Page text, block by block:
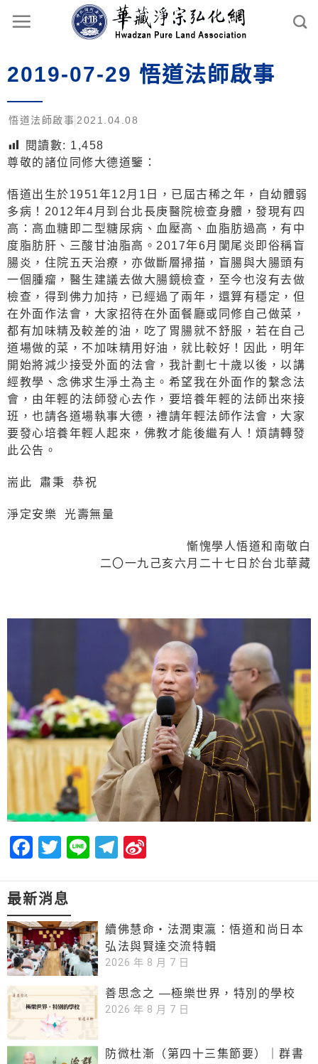
2019-07-29 悟道法師啟事
悟道法師啟事 2021.04.08
閱讀數: 1,458
尊敬的諸位同修大德道鑒：
悟道出生於1951年12月1日，已屆古稀之年，自幼體弱
多病！2012年4月到台北長庚醫院檢查身體，發現有四
高：高血糖即二型糖尿病、血壓高、血脂肪過高，有中
度脂肪肝、三酸甘油脂高。2017年6月闌尾炎即俗稱盲
腸炎，住院五天治療，亦做斷層掃描，盲腸與大腸頭有
一個腫瘤，醫生建議去做大腸鏡檢查，至今也沒有去做
檢查，得到佛力加持，已經過了兩年，還算有穩定，但
在外面作法會，大家招待在外面餐廳或同修自己做菜，
都有加味精及較差的油，吃了胃腸就不舒服，若在自己
道場做的菜，不加味精用好油，就比較好！因此，明年
開始將減少接受外面的法會，我計劃七十歲以後，以講
經教學、念佛求生淨土為主。希望我在外面作的繫念法
會，由年輕的法師發心去作，要培養年輕的法師出來接
班，也請各道場執事大德，禮請年輕法師作法會，大家
要發心培養年輕人起來，佛教才能後繼有人！煩請轉發
此公告。
耑此 肅秉 恭祝
淨定安樂 光壽無量
慚愧學人悟道和南敬白
二〇一九己亥六月二十七日於台北華藏
Facebook
Twitter
LineTelegram
最新消息
續佛慧命‧法潤東瀛：悟道和尚日本
弘法與賢達交流特輯
2026 年 8 月 7 日
善思念之 —極樂世界，特別的學校
2026 年 8 月 7 日
防微杜漸（第四十三集節要）｜群書